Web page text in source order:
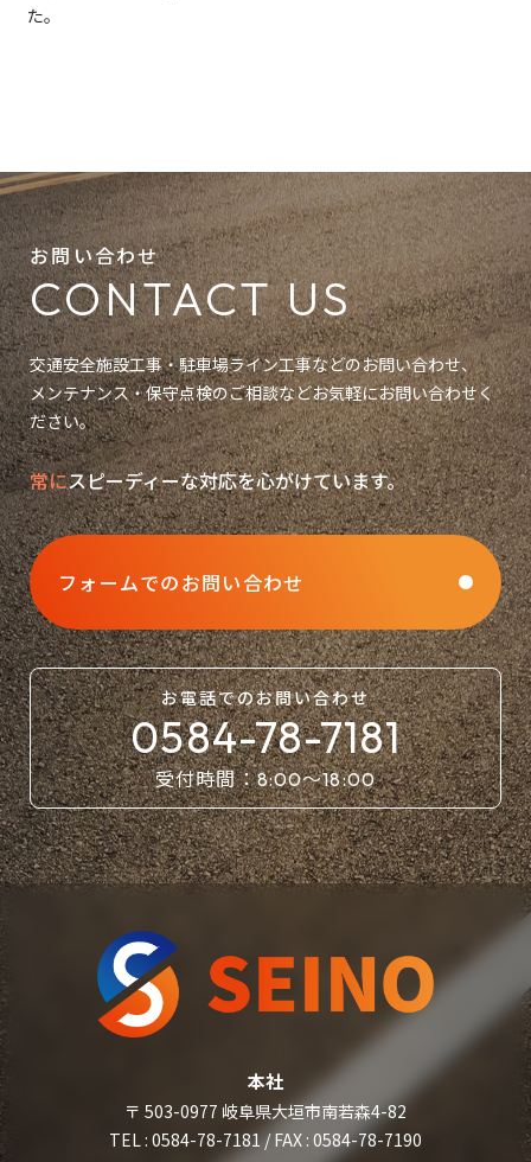
た。
お問い合わせ
CONTACT US
交通安全施設工事・駐車場ライン工事などのお問い合わせ、
メンテナンス・保守点検のご相談などお気軽にお問い合わせく
ださい。
常にスピーディーな対応を心がけています。
フォームでのお問い合わせ
お電話でのお問い合わせ
0584-78-7181
受付時間：8:00〜18:00
本社
〒 503-0977 岐阜県大垣市南若森4-82
TEL : 0584-78-7181 / FAX : 0584-78-7190